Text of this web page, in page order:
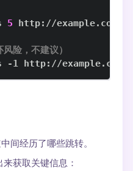
5
险，不建议）
1 http://example.com
间经历了哪些跳转。
获取关键信息：